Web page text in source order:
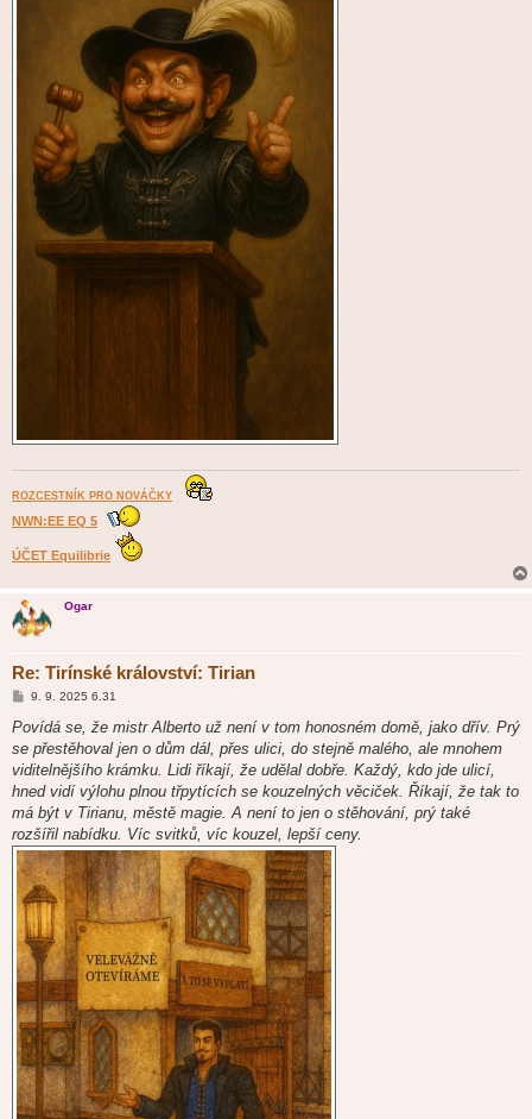
ROZCESTNÍK PRO NOVÁČKY
NWN:EE EQ 5
ÚČET Equilibrie
Ogar
Re: Tirínské království: Tirian
P
í
p
ě
e
k
9. 9. 2025 6.31
Povídá se, že mistr Alberto už není v tom honosném domě, jako dřív. Prý
se přestěhoval jen o dům dál, přes ulici, do stejně malého, ale mnohem
viditelnějšího krámku. Lidi říkají, že udělal dobře. Každý, kdo jde ulicí,
hned vidí výlohu plnou třpytících se kouzelných věciček. Říkají, že tak to
má být v Tirianu, městě magie. A není to jen o stěhování, prý také
rozšířil nabídku. Víc svitků, víc kouzel, lepší ceny.